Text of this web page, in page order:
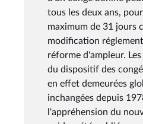
tous les deux ans,
maximum de 31 jours
modification
réforme d'ampleur.
du dispositif des
en effet demeurées
inchangées depuis
l'appréhension du